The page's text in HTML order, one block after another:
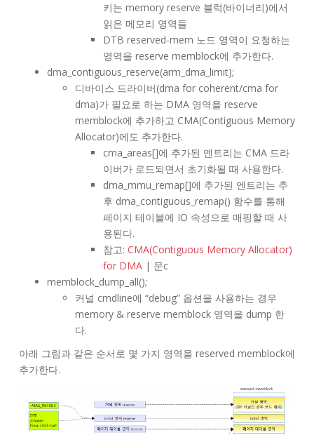
키는 memory reserve 블럭(바이너리)에서
읽은 메모리 영역들
DTB reserved-mem 노드 영역이 요청하는
영역을 reserve memblock에 추가한다.
dma_contiguous_reserve(arm_dma_limit);
디바이스 드라이버(dma for coherent/cma for
dma)가 필요로 하는 DMA 영역을 reserve
memblock에 추가하고 CMA(Contiguous Memory
Allocator)에도 추가한다.
cma_areas[]에 추가된 엔트리는 CMA 드라
이버가 로드되면서 초기화될 때 사용한다.
dma_mmu_remap[]에 추가된 엔트리는 추
후 dma_contiguous_remap() 함수를 통해
페이지 테이블에 IO 속성으로 매핑할 때 사
용된다.
참고: CMA(Contiguous Memory Allocator)
for DMA | 문c
memblock_dump_all();
커널 cmdline에 “debug” 옵션을 사용하는 경우
memory & reserve memblock 영역을 dump 한
다.
아래 그림과 같은 순서로 몇 가지 영역을 reserved memblock에
추가한다.